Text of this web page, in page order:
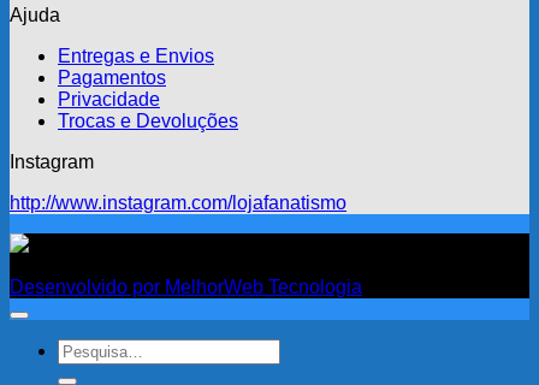
Ajuda
Entregas e Envios
Pagamentos
Privacidade
Trocas e Devoluções
Instagram
http://www.instagram.com/lojafanatismo
Desenvolvido por MelhorWeb Tecnologia
Pesquisar
por: